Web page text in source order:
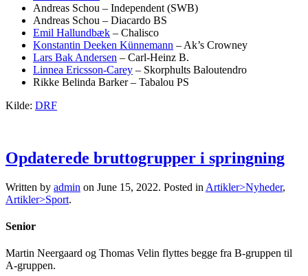
Andreas Schou – Independent (SWB)
Andreas Schou – Diacardo BS
Emil Hallundbæk – Chalisco
Konstantin Deeken Künnemann – Ak’s Crowney
Lars Bak Andersen – Carl-Heinz B.
Linnea Ericsson-Carey – Skorphults Baloutendro
Rikke Belinda Barker – Tabalou PS
Kilde: DRF
Opdaterede bruttogrupper i springning
Written by admin on June 15, 2022. Posted in Artikler>Nyheder,
Artikler>Sport.
Senior
Martin Neergaard og Thomas Velin flyttes begge fra B-gruppen til
A-gruppen.